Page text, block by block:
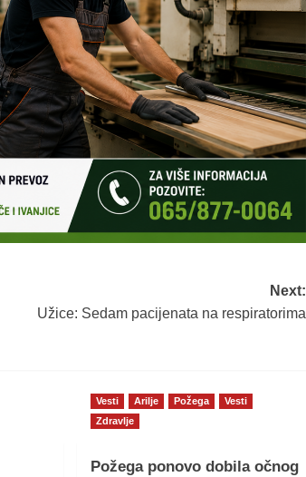
Next:
Užice: Sedam pacijenata na respiratorima
Vesti Arilje Požega
Vesti
Zdravlje
Požega ponovo dobila očnog